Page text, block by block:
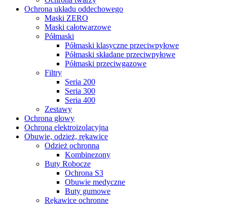
Ochrona układu oddechowego
Maski ZERO
Maski całotwarzowe
Półmaski
Półmaski klasyczne przeciwpyłowe
Półmaski składane przeciwpyłowe
Półmaski przeciwgazowe
Filtry
Seria 200
Seria 300
Seria 400
Zestawy
Ochrona głowy
Ochrona elektroizolacyjna
Obuwie, odzież, rękawice
Odzież ochronna
Kombinezony
Buty Robocze
Ochrona S3
Obuwie medyczne
Buty gumowe
Rękawice ochronne